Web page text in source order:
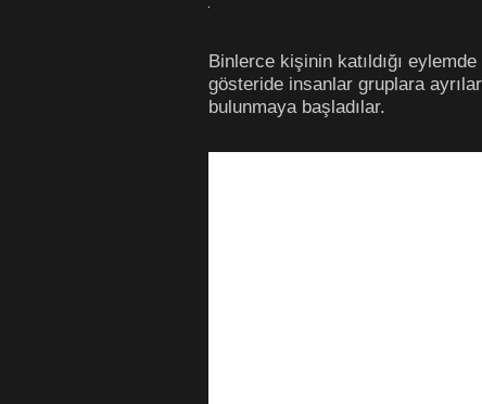
Binlerce kişinin katıldığı
gösteride insanlar gruplara
bulunmaya başladılar.